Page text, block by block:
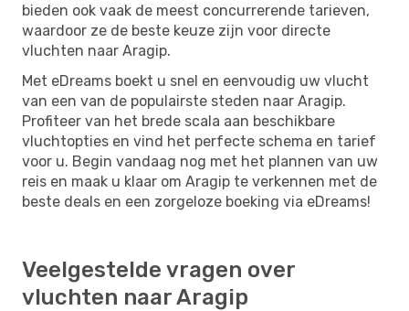
bieden ook vaak de meest concurrerende tarieven,
waardoor ze de beste keuze zijn voor directe
vluchten naar Aragip.
Met eDreams boekt u snel en eenvoudig uw vlucht
van een van de populairste steden naar Aragip.
Profiteer van het brede scala aan beschikbare
vluchtopties en vind het perfecte schema en tarief
voor u. Begin vandaag nog met het plannen van uw
reis en maak u klaar om Aragip te verkennen met de
beste deals en een zorgeloze boeking via eDreams!
Veelgestelde vragen over
vluchten naar Aragip